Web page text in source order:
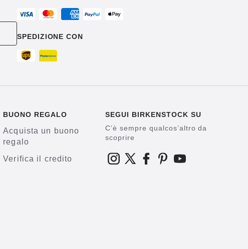
SPEDIZIONE CON
BUONO REGALO
Acquista un buono
regalo
Verifica il credito
SEGUI BIRKENSTOCK SU
C’è sempre qualcos’altro da
scoprire